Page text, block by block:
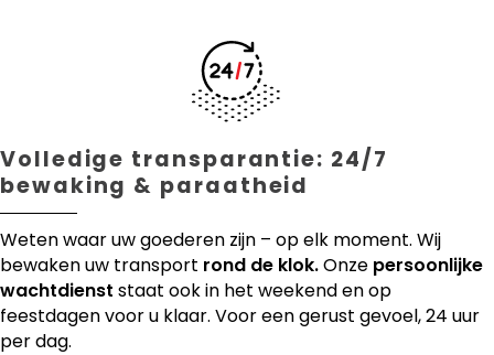
Volledige transparantie: 24/7
bewaking & paraatheid
Weten waar uw goederen zijn – op elk moment. Wij
bewaken uw transport rond de klok.Onze persoonlijke
wachtdienst staat ook in het weekend en op
feestdagen voor u klaar. Voor een gerust gevoel, 24 uur
per dag.